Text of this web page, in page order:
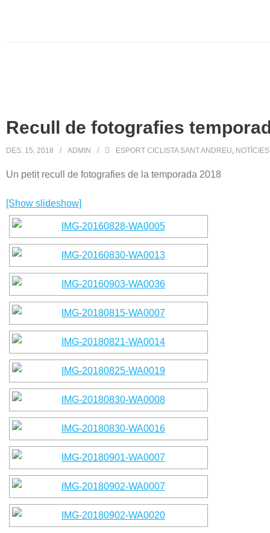
Recull de fotografies
DES. 15, 2018 ADMIN ESPORT CICLISTA SANT ANDREU, NOTÍCIES
Un petit recull de fotografies de la temporada 2018
[Show slideshow]